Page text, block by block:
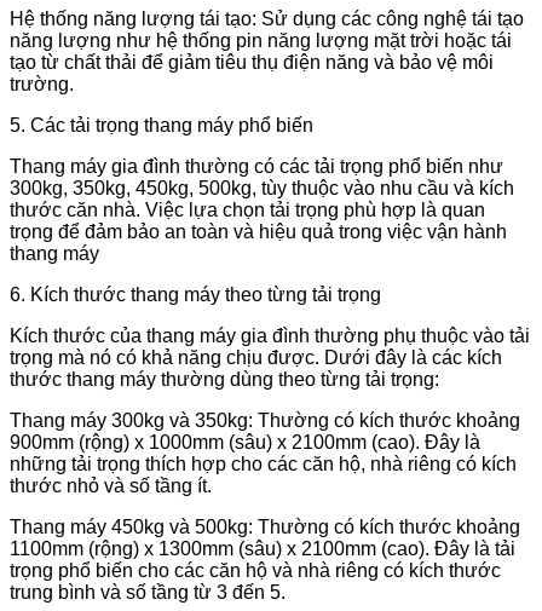
Hệ thống năng lượng tái tạo: Sử dụng các công nghệ tái tạo
năng lượng như hệ thống pin năng lượng mặt trời hoặc tái
tạo từ chất thải để giảm tiêu thụ điện năng và bảo vệ môi
trường.
5. Các tải trọng thang máy phổ biến
Thang máy gia đình thường có các tải trọng phổ biến như
300kg, 350kg, 450kg, 500kg, tùy thuộc vào nhu cầu và kích
thước căn nhà. Việc lựa chọn tải trọng phù hợp là quan
trọng để đảm bảo an toàn và hiệu quả trong việc vận hành
thang máy
6. Kích thước thang máy theo từng tải trọng
Kích thước của thang máy gia đình thường phụ thuộc vào tải
trọng mà nó có khả năng chịu được. Dưới đây là các kích
thước thang máy thường dùng theo từng tải trọng:
Thang máy 300kg và 350kg: Thường có kích thước khoảng
900mm (rộng) x 1000mm (sâu) x 2100mm (cao). Đây là
những tải trọng thích hợp cho các căn hộ, nhà riêng có kích
thước nhỏ và số tầng ít.
Thang máy 450kg và 500kg: Thường có kích thước khoảng
1100mm (rộng) x 1300mm (sâu) x 2100mm (cao). Đây là tải
trọng phổ biến cho các căn hộ và nhà riêng có kích thước
trung bình và số tầng từ 3 đến 5.